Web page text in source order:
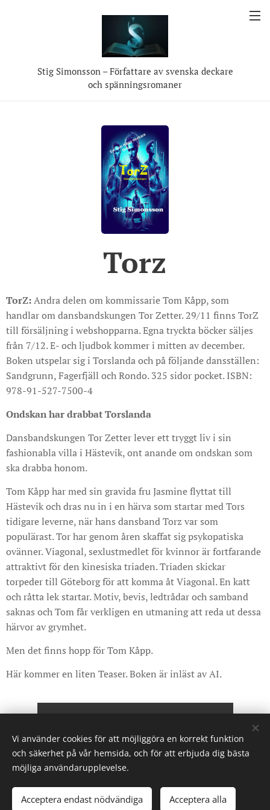
Stig Simonsson – Författare av svenska deckare
och spänningsromaner
Torz
TorZ:Andra delen om kommissarie Tom Kåpp, som
handlar om dansbandskungen Tor Zetter. 29/11 finns TorZ
till försäljning i webshopparna. Egna tryckta böcker säljes
från 7/12. E- och ljudbok kommer i mitten av december.
Boken utspelar sig i Torslanda och på följande dansställen:
Sandgrunn, Fagerfjäll och Rondo. 325 sidor pocket. ISBN:
978-91-527-7500-4
OndskanhardrabbatTorslanda
Dansbandskungen Tor Zetter lever ett tryggt liv i sin
fashionabla villa i Hästevik, ont anande om ondskan som
ska drabba honom.
Tom Kåpp har med sin gravida fru Jasmine flyttat till
Hästevik och dras nu in i en härva som startar med Tors
tidigare leverne, när hans dansband Torz var som
populärast. Tor har genom åren skaffat sig psykopatiska
ovänner. Viagonal, sexlustmedlet för kvinnor är fortfarande
attraktivt för den kinesiska triaden. Triaden skickar
torpeder till Göteborg för att komma åt Viagonal. En katt
och råtta lek startar. Motiv, bevis, ledtrådar och samband
saknas och Tom får verkligen en utmaning att reda ut dessa
härvor av grymhet.
Men det finns hopp för Tom Kåpp.
Här kommer en liten Teaser. Boken är inläst av AI.
© 2022 Stig Simonsson. Alla rättigheter reserverade.
Skapad medWebnode Cookies
Vi använder cookies för att möjliggöra en korrekt funktion
och säkerhet på vår hemsida, och för att erbjuda dig bästa
möjliga användarupplevelse.
Acceptera endast nödvändiga Acceptera alla